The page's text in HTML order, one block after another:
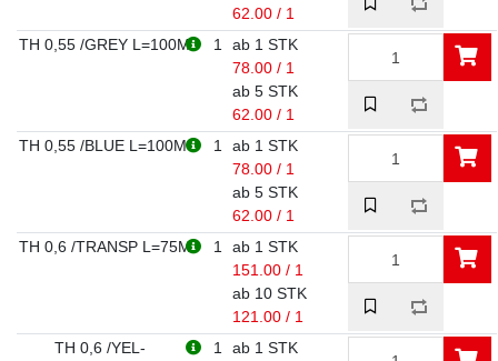
62.00 / 1
TH 0,55 /GREY L=100M
1
ab 1 STK
78.00 / 1
ab 5 STK
62.00 / 1
TH 0,55 /BLUE L=100M
1
ab 1 STK
78.00 / 1
ab 5 STK
62.00 / 1
TH 0,6 /TRANSP L=75M
1
ab 1 STK
151.00 / 1
ab 10 STK
121.00 / 1
TH 0,6 /YEL-
1
ab 1 STK